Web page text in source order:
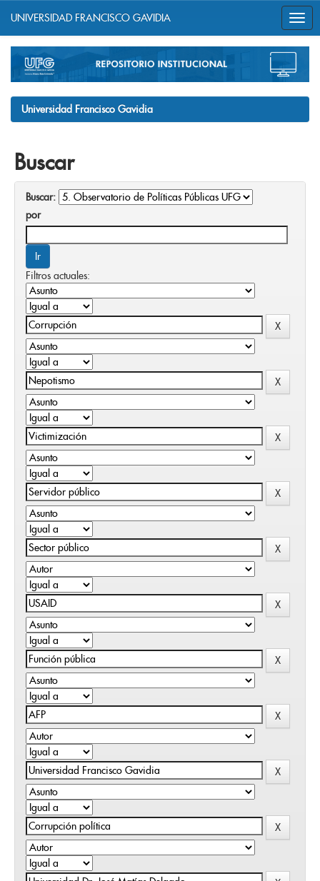
navigation
UNIVERSIDAD FRANCISCO GAVIDIA
Universidad Francisco Gavidia
Buscar
Buscar:
por
Filtros actuales: